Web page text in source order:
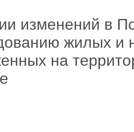
изменений в
жилых
на